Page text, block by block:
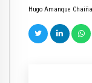
Hugo Amanque Chaiña